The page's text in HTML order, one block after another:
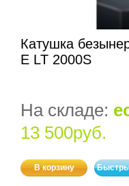
Катушка
E LT 2000S
На складе:
13 500руб.
В корзину